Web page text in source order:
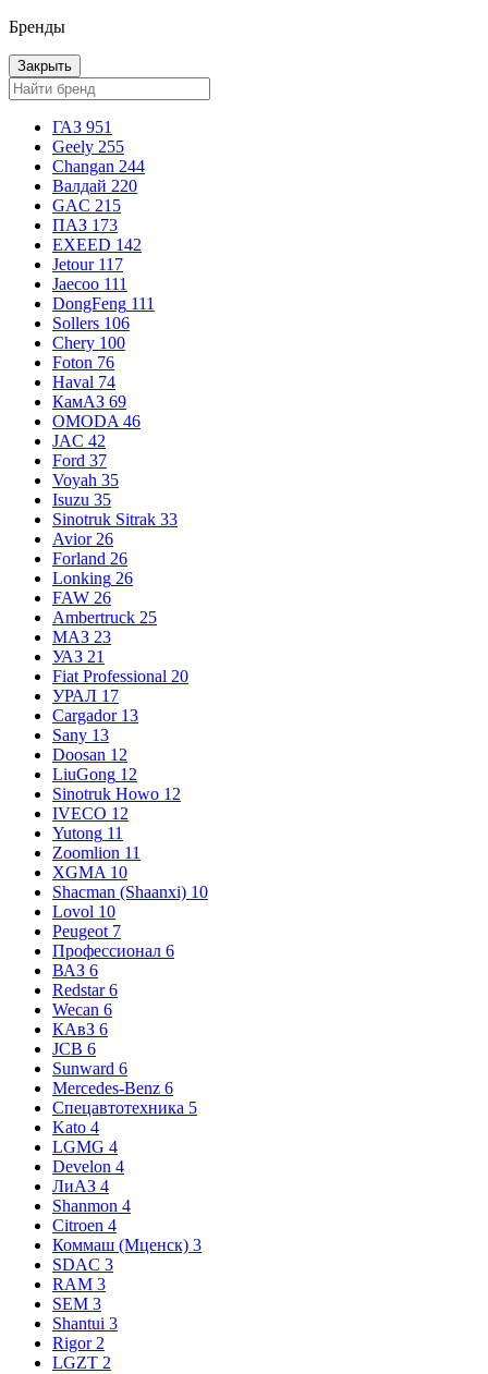
Бренды
Закрыть
ГАЗ 951
Geely 255
Changan 244
Валдай 220
GAC 215
ПАЗ 173
EXEED 142
Jetour 117
Jaecoo 111
DongFeng 111
Sollers 106
Chery 100
Foton 76
Haval 74
КамАЗ 69
OMODA 46
JAC 42
Ford 37
Voyah 35
Isuzu 35
Sinotruk Sitrak 33
Avior 26
Forland 26
Lonking 26
FAW 26
Ambertruck 25
МАЗ 23
УАЗ 21
Fiat Professional 20
УРАЛ 17
Cargador 13
Sany 13
Doosan 12
LiuGong 12
Sinotruk Howo 12
IVECO 12
Yutong 11
Zoomlion 11
XGMA 10
Shacman (Shaanxi) 10
Lovol 10
Peugeot 7
Профессионал 6
ВАЗ 6
Redstar 6
Wecan 6
КАвЗ 6
JCB 6
Sunward 6
Mercedes-Benz 6
Спецавтотехника 5
Kato 4
LGMG 4
Develon 4
ЛиАЗ 4
Shanmon 4
Citroen 4
Коммаш (Мценск) 3
SDAC 3
RAM 3
SEM 3
Shantui 3
Rigor 2
LGZT 2